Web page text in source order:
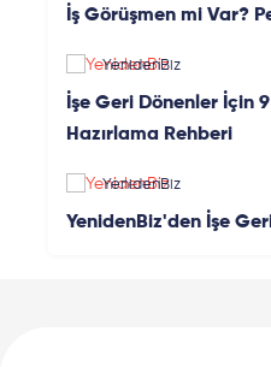
İş Görüşmen mi Var?
YenidenBiz
İşe Geri Dönenler İçin
Hazırlama Rehberi
YenidenBiz
YenidenBiz'den İşe